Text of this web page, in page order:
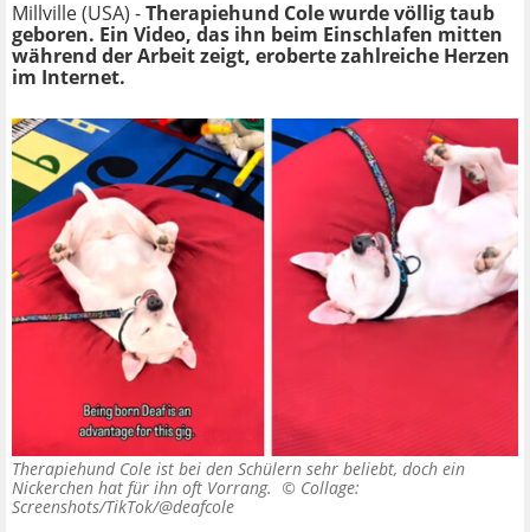
Millville (USA) -Therapiehund Cole wurde völlig taub
geboren. Ein Video, das ihn beim Einschlafen mitten
während der Arbeit zeigt, eroberte zahlreiche Herzen
im Internet.
Therapiehund Cole ist bei den Schülern sehr beliebt, doch ein
Nickerchen hat für ihn oft Vorrang. © Collage:
Screenshots/TikTok/@deafcole